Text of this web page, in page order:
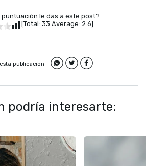
puntuación le das a este post?
[Total: 33 Average: 2.6]
publicación
podría interesarte: